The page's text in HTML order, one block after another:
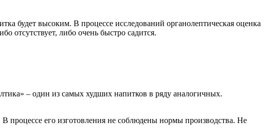
будет высоким. В процессе исследований органолептическая оценка
отсутствует, либо очень быстро садится.
– один из самых худших напитков в ряду аналогичных.
процессе его изготовления не соблюдены нормы производства. Не